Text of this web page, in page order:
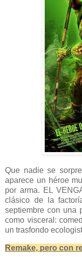
Que nadie se
aparece un héroe
por arma. EL
clásico de la
septiembre con una
como visceral:
un trasfondo
Remake, pero con